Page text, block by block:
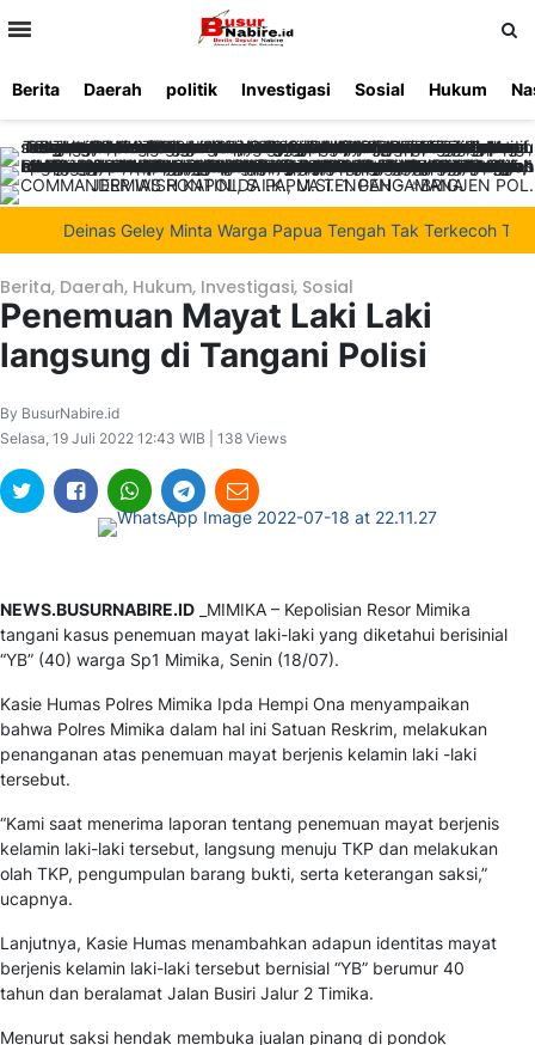
Berita Daerah politik Investigasi Sosial Hukum
Deinas Geley Minta Warga Papua Tengah Tak Terkecoh Tim
Berita, Daerah, Hukum, Investigasi, Sosial
Penemuan Mayat Laki Laki
langsung di Tangani Polisi
By BusurNabire.id
Selasa, 19 Juli 2022 12:43 WIB | 138 Views
NEWS.BUSURNABIRE.ID _MIMIKA – Kepolisian Resor Mimika
tangani kasus penemuan mayat laki-laki yang diketahui berisinial
“YB” (40) warga Sp1 Mimika, Senin (18/07).
Kasie Humas Polres Mimika Ipda Hempi Ona menyampaikan
bahwa Polres Mimika dalam hal ini Satuan Reskrim, melakukan
penanganan atas penemuan mayat berjenis kelamin laki -laki
tersebut.
“Kami saat menerima laporan tentang penemuan mayat berjenis
kelamin laki-laki tersebut, langsung menuju TKP dan melakukan
olah TKP, pengumpulan barang bukti, serta keterangan saksi,”
ucapnya.
Lanjutnya, Kasie Humas menambahkan adapun identitas mayat
berjenis kelamin laki-laki tersebut bernisial “YB” berumur 40
tahun dan beralamat Jalan Busiri Jalur 2 Timika.
Menurut saksi hendak membuka jualan pinang di pondok